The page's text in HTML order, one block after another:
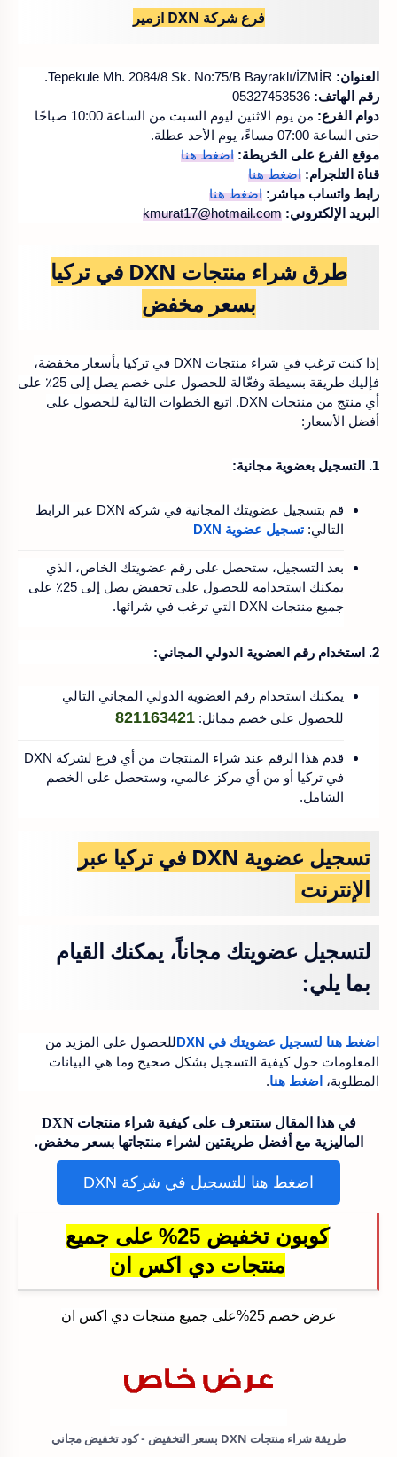
فرع شركة DXN ازمير
العنوان:
رقم الهاتف:
دوام الفرع:
من يوم الاثنين ليوم السبت من الساعة 10:00 صباحًا
حتى الساعة 07:00 مساءً، يوم الأحد عطلة.
موقع الفرع على الخريطة: اضغط هنا
قناة التلجرام: اضغط هنا
رابط واتساب مباشر: اضغط هنا
البريد الإلكتروني: kmurat17@hotmail.com
طرق شراء منتجات DXN في تركيا
بسعر مخفض
إذا كنت ترغب في شراء منتجات DXN في تركيا بأسعار مخفضة،
فإليك طريقة بسيطة وفعّالة للحصول على خصم يصل إلى 25٪ على
أي منتج من منتجات DXN. اتبع الخطوات التالية للحصول على
أفضل الأسعار:
1. التسجيل بعضوية مجانية:
قم بتسجيل عضويتك المجانية في
شركة DXN عبر الرابط
التالي: تسجيل عضوية DXN
بعد التسجيل، ستحصل على رقم عضويتك الخاص، الذي
يمكنك استخدامه للحصول على تخفيض يصل إلى 25٪ على
جميع منتجات DXN التي ترغب في شرائها.
2. استخدام رقم العضوية الدولي المجاني:
يمكنك استخدام رقم العضوية الدولي المجاني التالي
للحصول على خصم مماثل: 821163421
قدم هذا الرقم عند شراء المنتجات من أي فرع لشركة DXN
في تركيا أو من أي مركز عالمي، وستحصل على الخصم
الشامل.
تسجيل عضوية DXN في تركيا عبر
الإنترنت
لتسجيل عضويتك مجاناً، يمكنك القيام
بما يلي:
اضغط هنا لتسجيل عضويتك في DXN
للحصول على المزيد من
المعلومات حول كيفية التسجيل بشكل صحيح وما هي البيانات
المطلوبة، اضغط هنا.
في هذا المقال ستتعرف على كيفية شراء منتجات DXN
الماليزية مع أفضل طريقتين لشراء منتجاتها بسعر مخفض.
اضغط هنا للتسجيل في شركة DXN
كوبون تخفيض 25% على جميع
منتجات دي اكس ان
عرض خصم 25%على جميع منتجات دي اكس ان
طريقة شراء منتجات DXN بسعر التخفيض - كود تخفيض مجاني